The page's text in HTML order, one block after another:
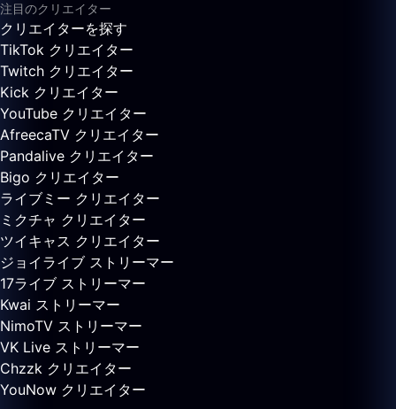
注目のクリエイター
クリエイターを探す
TikTok クリエイター
Twitch クリエイター
Kick クリエイター
YouTube クリエイター
AfreecaTV クリエイター
Pandalive クリエイター
Bigo クリエイター
ライブミー クリエイター
ミクチャ クリエイター
ツイキャス クリエイター
ジョイライブ ストリーマー
17ライブ ストリーマー
Kwai ストリーマー
NimoTV ストリーマー
VK Live ストリーマー
Chzzk クリエイター
YouNow クリエイター